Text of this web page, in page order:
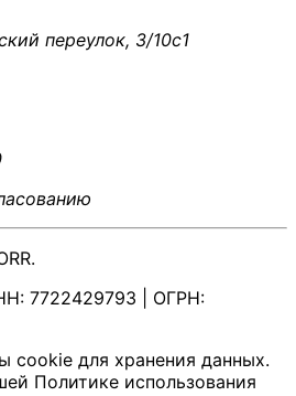
переулок, 3/10с1
7722429793 | ОГРН:
cookie для хранения данных.
Политике использования